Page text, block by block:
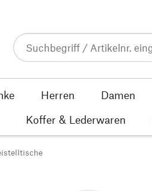
Herren Damen
Koffer & Lederwaren